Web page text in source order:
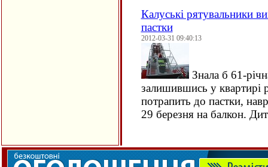
Калуські рятувальники
пастки
2012-03-31 09:40:13
Знала б 61-
залишившись у квартирі
потрапить до пастки,
29 березня на балкон.